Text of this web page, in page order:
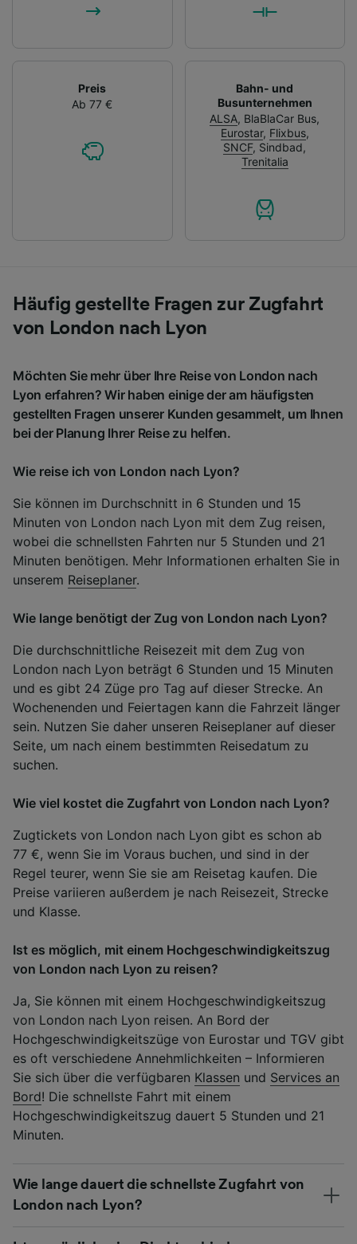
Preis
Ab 77 €
Bahn- und
Busunternehmen
ALSA, BlaBlaCar Bus,
Eurostar, Flixbus,
SNCF, Sindbad,
Trenitalia
Häufig gestellte Fragen zur Zugfahrt
von London nach Lyon
Möchten Sie mehr über Ihre Reise von London nach
Lyon erfahren? Wir haben einige der am häufigsten
gestellten Fragen unserer Kunden gesammelt, um Ihnen
bei der Planung Ihrer Reise zu helfen.
Wie reise ich von London nach Lyon?
Sie können im Durchschnitt in 6 Stunden und 15
Minuten von London nach Lyon mit dem Zug reisen,
wobei die schnellsten Fahrten nur 5 Stunden und 21
Minuten benötigen. Mehr Informationen erhalten Sie in
unserem Reiseplaner.
Wie lange benötigt der Zug von London nach Lyon?
Die durchschnittliche Reisezeit mit dem Zug von
London nach Lyon beträgt 6 Stunden und 15 Minuten
und es gibt 24 Züge pro Tag auf dieser Strecke. An
Wochenenden und Feiertagen kann die Fahrzeit länger
sein. Nutzen Sie daher unseren Reiseplaner auf dieser
Seite, um nach einem bestimmten Reisedatum zu
suchen.
Wie viel kostet die Zugfahrt von London nach Lyon?
Zugtickets von London nach Lyon gibt es schon ab
77 €, wenn Sie im Voraus buchen, und sind in der
Regel teurer, wenn Sie sie am Reisetag kaufen. Die
Preise variieren außerdem je nach Reisezeit, Strecke
und Klasse.
Ist es möglich, mit einem Hochgeschwindigkeitszug
von London nach Lyon zu reisen?
Ja, Sie können mit einem Hochgeschwindigkeitszug
von London nach Lyon reisen. An Bord der
Hochgeschwindigkeitszüge von Eurostar und TGV gibt
es oft verschiedene Annehmlichkeiten – Informieren
Sie sich über die verfügbaren Klassen und Services an
Bord! Die schnellste Fahrt mit einem
Hochgeschwindigkeitszug dauert 5 Stunden und 21
Minuten.
Wie lange dauert die schnellste Zugfahrt von
London nach Lyon?